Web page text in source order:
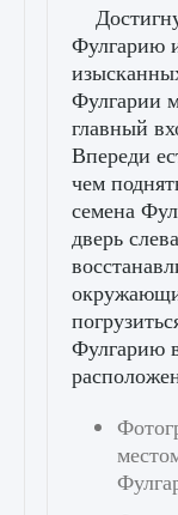
Фулгарию
Фулгарии
главный
Впереди
чем
семена
дверь
Фулгарию